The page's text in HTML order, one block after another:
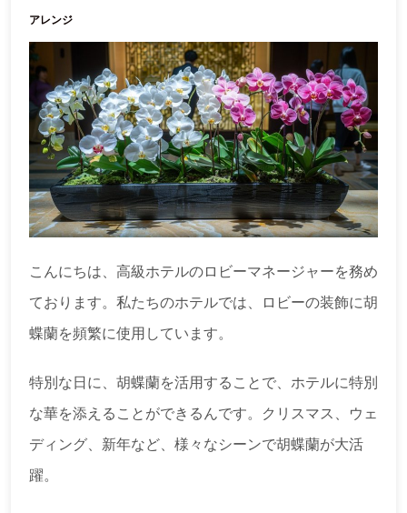
アレンジ
こんにちは、高級ホテルのロビーマネージャーを務め
ております。私たちのホテルでは、ロビーの装飾に胡
蝶蘭を頻繁に使用しています。
特別な日に、胡蝶蘭を活用することで、ホテルに特別
な華を添えることができるんです。クリスマス、ウェ
ディング、新年など、様々なシーンで胡蝶蘭が大活
躍。